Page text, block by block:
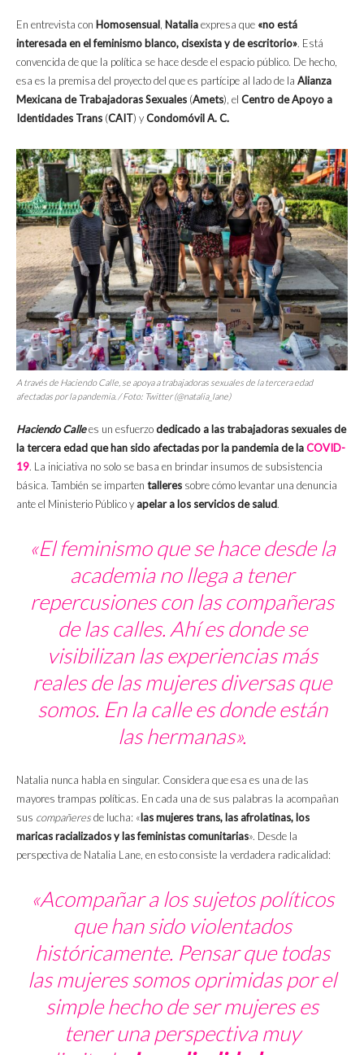
En entrevista con Homosensual, Nataliaexpresa que «no está
interesada en el feminismo blanco, cisexista y de escritorio». Está
convencida de que la política se hace desde el espacio público. De hecho,
esa es la premisa del proyecto del que es partícipe al lado de la Alianza
Mexicana de Trabajadoras Sexuales (Amets), el Centro de Apoyo a
Identidades Trans (CAIT) yCondomóvil A. C.
A través de Haciendo Calle, se apoya a trabajadoras sexuales de la tercera edad
afectadas por la pandemia. / Foto: Twitter (@natalia_lane)
Haciendo Callees un esfuerzodedicado a las trabajadoras sexuales de
la tercera edad que han sido afectadas por la pandemia de laCOVID-
19. La iniciativa no solo se basa en brindar insumos de subsistencia
básica. También se imparten talleres sobre cómo levantar una denuncia
ante el Ministerio Público y apelar a los servicios de salud.
«El feminismo que se hace desde la
academia no llega a tener
repercusiones con las compañeras
de las calles. Ahí es donde se
visibilizan las experiencias más
reales de las mujeres diversas que
somos. En la calle es donde están
las hermanas».
Natalia nunca habla en singular. Considera que esa es una de las
mayores trampas políticas. En cada una de sus palabras la acompañan
sus compañeresde lucha: «las mujeres trans, las afrolatinas, los
maricas racializados y las feministas comunitarias». Desde la
perspectiva de Natalia Lane, en esto consiste la verdadera radicalidad:
«Acompañar a los sujetos políticos
que han sido violentados
históricamente. Pensar que todas
las mujeres somos oprimidas por el
simple hecho de ser mujeres es
tener una perspectiva muy